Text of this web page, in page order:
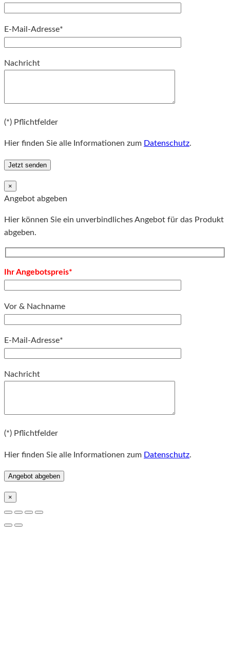
E-Mail-Adresse*
Nachricht
(*) Pflichtfelder
Hier finden Sie alle Informationen zum Datenschutz.
×
Angebot abgeben
Hier können Sie ein unverbindliches Angebot für das Produkt
abgeben.
Ihr Angebotspreis*
Vor & Nachname
E-Mail-Adresse*
Nachricht
(*) Pflichtfelder
Hier finden Sie alle Informationen zum Datenschutz.
×